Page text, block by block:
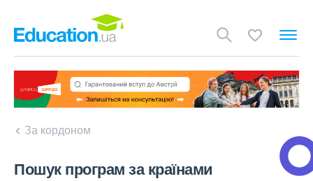
За кордоном
Пошук програм за країнами